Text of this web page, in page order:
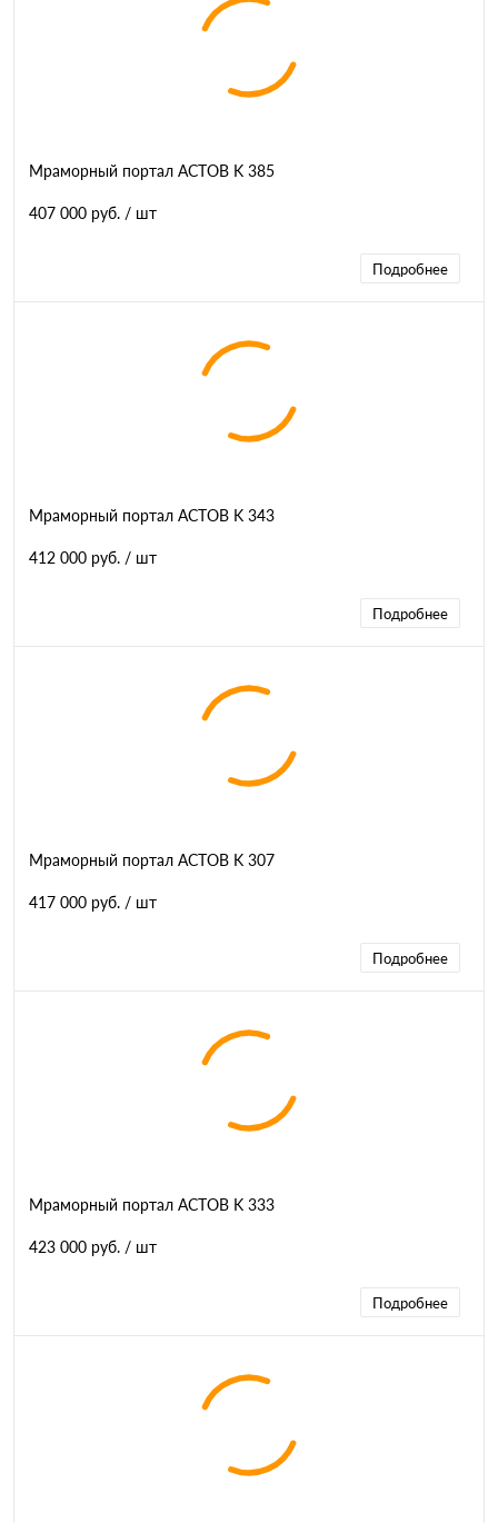
Мраморный портал АСТОВ K 385
407 000 руб. / шт
Подробнее
Мраморный портал АСТОВ K 343
412 000 руб. / шт
Подробнее
Мраморный портал АСТОВ K 307
417 000 руб. / шт
Подробнее
Мраморный портал АСТОВ K 333
423 000 руб. / шт
Подробнее